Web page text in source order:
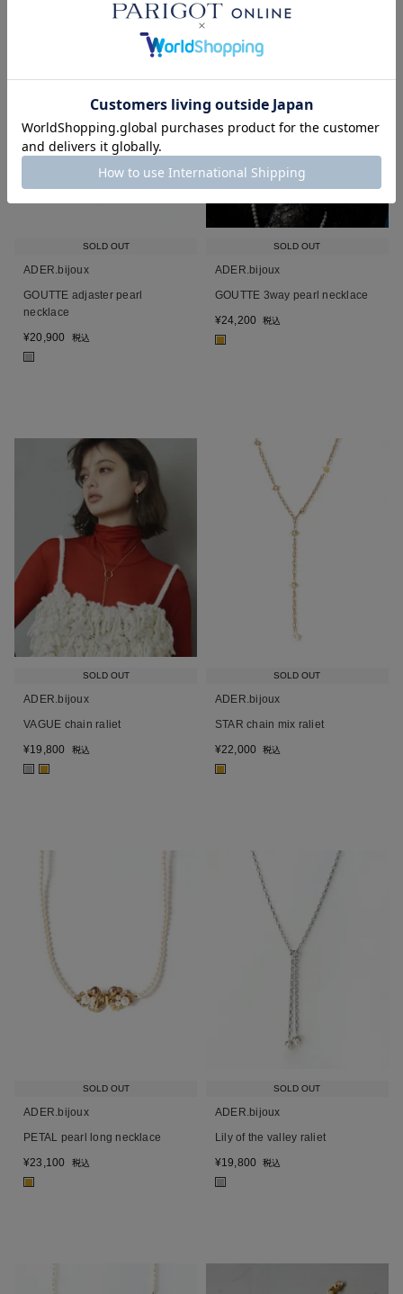
SOLD OUT
ADER.bijoux
GOUTTE adjaster pearl
necklace
¥20,900 税込
■
SOLD OUT
ADER.bijoux
GOUTTE 3way pearl necklace
¥24,200 税込
■
SOLD OUT
ADER.bijoux
VAGUE chain raliet
¥19,800 税込
SOLD OUT
ADER.bijoux
STAR chain mix raliet
¥22,000 税込
SOLD OUT
ADER.bijoux
PETAL pearl long necklace
¥23,100 税込
■
SOLD OUT
ADER.bijoux
Lily of the valley raliet
¥19,800 税込
■